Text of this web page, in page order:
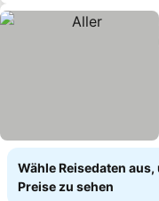
Wähle Reisedaten
Preise zu sehen